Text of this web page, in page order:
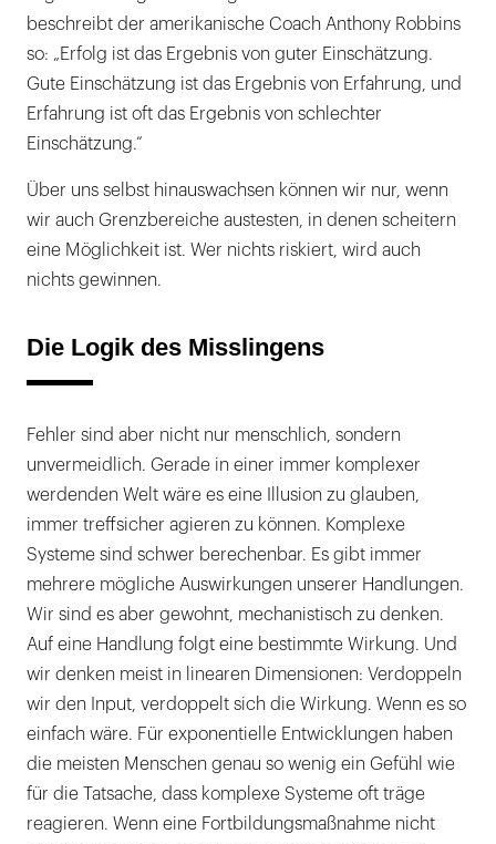
beschreibt der amerikanische Coach Anthony Robbins
so: „Erfolg ist das Ergebnis von guter Einschätzung.
Gute Einschätzung ist das Ergebnis von Erfahrung, und
Erfahrung ist oft das Ergebnis von schlechter
Einschätzung.“
Über uns selbst hinauswachsen können wir nur, wenn
wir auch Grenzbereiche austesten, in denen scheitern
eine Möglichkeit ist. Wer nichts riskiert, wird auch
nichts gewinnen.
Die Logik des Misslingens
Fehler sind aber nicht nur menschlich, sondern
unvermeidlich. Gerade in einer immer komplexer
werdenden Welt wäre es eine Illusion zu glauben,
immer treffsicher agieren zu können. Komplexe
Systeme sind schwer berechenbar. Es gibt immer
mehrere mögliche Auswirkungen unserer Handlungen.
Wir sind es aber gewohnt, mechanistisch zu denken.
Auf eine Handlung folgt eine bestimmte Wirkung. Und
wir denken meist in linearen Dimensionen: Verdoppeln
wir den Input, verdoppelt sich die Wirkung. Wenn es so
einfach wäre. Für exponentielle Entwicklungen haben
die meisten Menschen genau so wenig ein Gefühl wie
für die Tatsache, dass komplexe Systeme oft träge
reagieren. Wenn eine Fortbildungsmaßnahme nicht